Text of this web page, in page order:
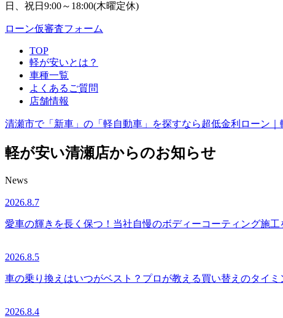
日、祝日9:00～18:00(木曜定休)
ローン仮審査フォーム
TOP
軽が安いとは？
車種一覧
よくあるご質問
店舗情報
清瀬市で「新車」の「軽自動車」を探すなら超低金利ローン
軽が安い清瀬店からのお知らせ
News
2026.8.7
愛車の輝きを長く保つ！当社自慢のボディーコーティング施工
2026.8.5
車の乗り換えはいつがベスト？プロが教える買い替えのタイミ
2026.8.4